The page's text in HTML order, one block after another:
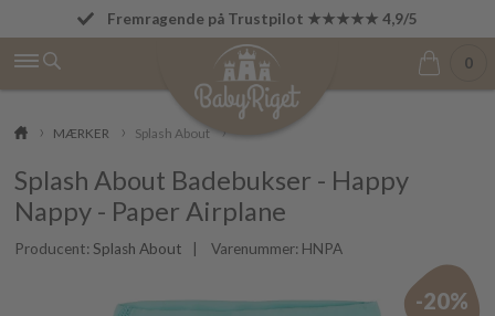
Fri fragt fra 499 kr.
Fremragende på Trustpilot ★★★★★ 4,9/5
0
MÆRKER Splash About
Splash About Badebukser - Happy
Nappy - Paper Airplane
Producent: Splash About | Varenummer: HNPA
-20%